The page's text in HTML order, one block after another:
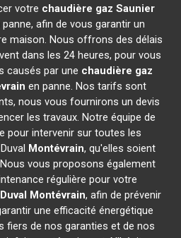
votre chaudière gaz Saunier
panne, afin de vous garantir un
maison. Nous offrons des délais
dans les 24 heures, pour vous
causés par une chaudière gaz
en panne. Nos tarifs sont
nous vous fournirons un devis
les travaux. Notre équipe de
pour intervenir sur toutes les
Montévrain, qu'elles soient
vous proposons également
régulière pour votre
Montévrain, afin de prévenir
une efficacité énergétique
fiers de nos garanties et de nos